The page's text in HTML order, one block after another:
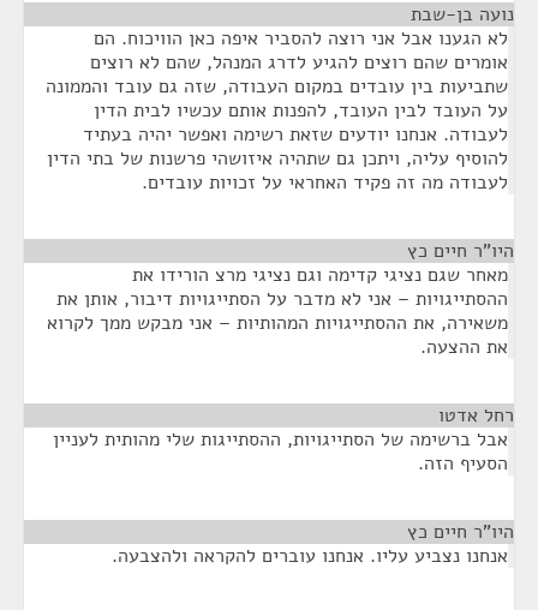
נועה בן-שבת
לא הגענו אבל אני רוצה להסביר איפה כאן הוויכוח. הם
אומרים שהם רוצים להגיע לדרג המנהל, שהם לא רוצים
שתביעות בין עובדים במקום העבודה, שזה גם עובד והממונה
על העובד לבין העובד, להפנות אותם עכשיו לבית הדין
לעבודה. אנחנו יודעים שזאת רשימה ואפשר יהיה בעתיד
להוסיף עליה, ויתכן גם שתהיה איזושהי פרשנות של בתי הדין
לעבודה מה זה פקיד האחראי על זכויות עובדים.
היו"ר חיים כץ
מאחר שגם נציגי קדימה וגם נציגי מרצ הורידו את
ההסתייגויות – אני לא מדבר על הסתייגויות דיבור, אותן את
משאירה, את ההסתייגויות המהותיות – אני מבקש ממך לקרוא
את ההצעה.
רחל אדטו
אבל ברשימה של הסתייגויות, ההסתייגות שלי מהותית לעניין
הסעיף הזה.
היו"ר חיים כץ
אנחנו נצביע עליו. אנחנו עוברים להקראה ולהצבעה.